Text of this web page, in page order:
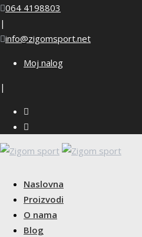
Skip
to
content
064 4198803
|
info@zigomsport.net
Moj nalog
|
Naslovna
Proizvodi
O nama
Blog